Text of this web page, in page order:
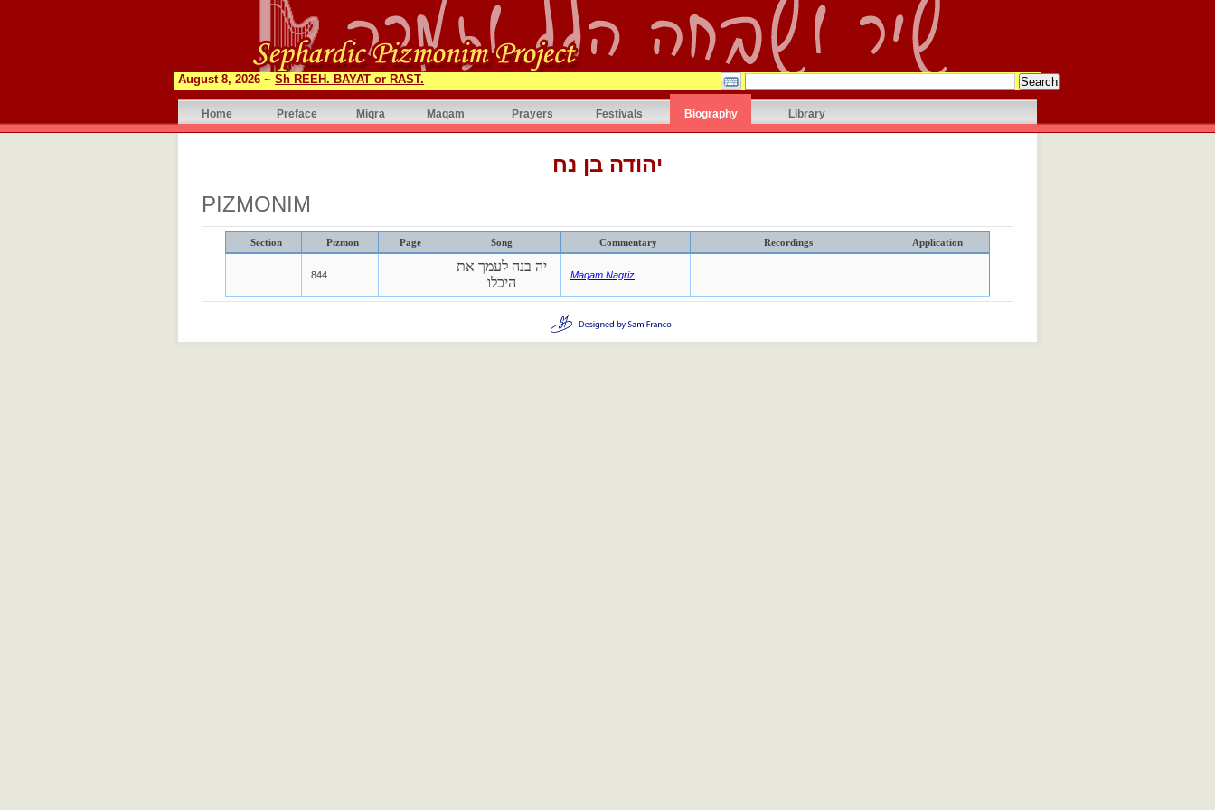
August 8, 2026 ~ Sh REEH. BAYAT or RAST.
Home Preface Miqra Maqam Prayers Festivals Biography Library
יהודה בן נח
PIZMONIM
Section Pizmon Page Song Commentary Recordings Application
844
יה בנה לעמך את
היכלו
Maqam Nagriz